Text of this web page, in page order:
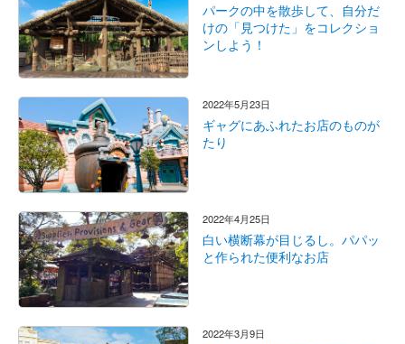
パークの中を散歩して、自分だ
けの「見つけた」をコレクショ
ンしよう！
2022年5月23日
ギャグにあふれたお店のものが
たり
2022年4月25日
白い横断幕が目じるし。パパッ
と作られた便利なお店
2022年3月9日